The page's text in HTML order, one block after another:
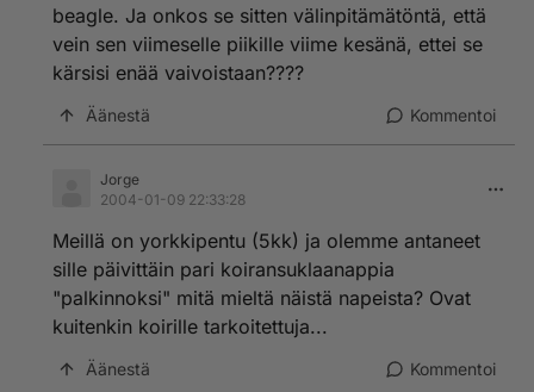
beagle. Ja onkos se sitten välinpitämätöntä, että
vein sen viimeselle piikille viime kesänä, ettei se
kärsisi enää vaivoistaan????
Äänestä Kommentoi
Jorge
2004-01-09 22:33:28
Meillä on yorkkipentu (5kk) ja olemme antaneet
sille päivittäin pari koiransuklaanappia
"palkinnoksi" mitä mieltä näistä napeista? Ovat
kuitenkin koirille tarkoitettuja...
Äänestä Kommentoi